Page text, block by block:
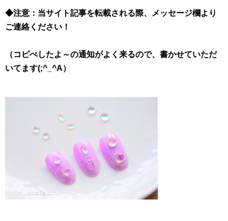
◆注意：当サイト記事を転載される際、メッセージ欄より
ご連絡ください！
（コピぺしたよ～の通知がよく来るので、書かせていただ
いてます(;^_^A）